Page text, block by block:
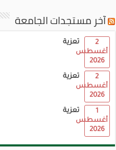
آخر مستجدات الجامعة
تعزية
2
أغسطس
2026
تعزية
2
أغسطس
2026
تعزية
1
أغسطس
2026